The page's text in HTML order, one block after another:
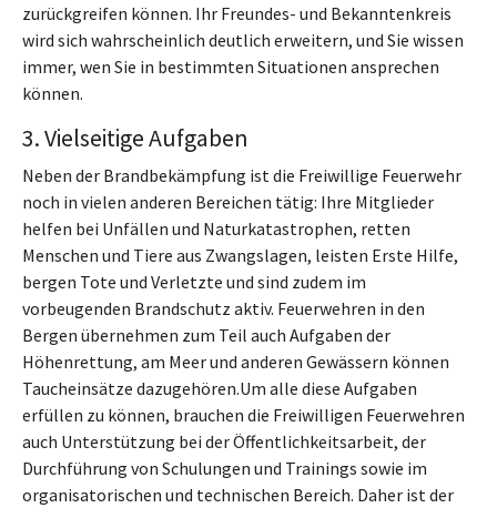
zurückgreifen können. Ihr Freundes- und Bekanntenkreis
wird sich wahrscheinlich deutlich erweitern, und Sie wissen
immer, wen Sie in bestimmten Situationen ansprechen
können.
3. Vielseitige Aufgaben
Neben der Brandbekämpfung ist die Freiwillige Feuerwehr
noch in vielen anderen Bereichen tätig: Ihre Mitglieder
helfen bei Unfällen und Naturkatastrophen, retten
Menschen und Tiere aus Zwangslagen, leisten Erste Hilfe,
bergen Tote und Verletzte und sind zudem im
vorbeugenden Brandschutz aktiv. Feuerwehren in den
Bergen übernehmen zum Teil auch Aufgaben der
Höhenrettung, am Meer und anderen Gewässern können
Taucheinsätze dazugehören.Um alle diese Aufgaben
erfüllen zu können, brauchen die Freiwilligen Feuerwehren
auch Unterstützung bei der Öffentlichkeitsarbeit, der
Durchführung von Schulungen und Trainings sowie im
organisatorischen und technischen Bereich. Daher ist der